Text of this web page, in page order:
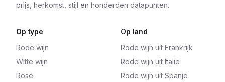
prijs, herkomst, stijl en honderden datapunten.
Op type
Rode wijn
Witte wijn
Rosé
Op land
Rode wijn uit Frankrijk
Rode wijn uit Italië
Rode wijn uit Spanje